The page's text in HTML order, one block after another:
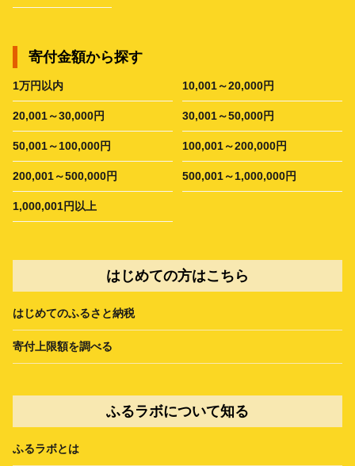
寄付金額から探す
1万円以内 10,001～20,000円
20,001～30,000円 30,001～50,000円
50,001～100,000円 100,001～200,000円
200,001～500,000円 500,001～1,000,000円
1,000,001円以上
はじめての方はこちら
はじめてのふるさと納税
寄付上限額を調べる
ふるラボについて知る
ふるラボとは